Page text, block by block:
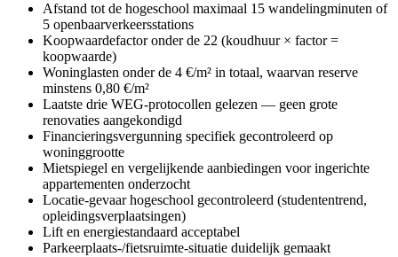
Afstand tot de hogeschool maximaal 15 wandelingminuten of
5 openbaarverkeersstations
Koopwaardefactor onder de 22 (koudhuur × factor =
koopwaarde)
Woninglasten onder de 4 €/m² in totaal, waarvan reserve
minstens 0,80 €/m²
Laatste drie WEG-protocollen gelezen — geen grote
renovaties aangekondigd
Financieringsvergunning specifiek gecontroleerd op
woninggrootte
Mietspiegel en vergelijkende aanbiedingen voor ingerichte
appartementen onderzocht
Locatie-gevaar hogeschool gecontroleerd (studententrend,
opleidingsverplaatsingen)
Lift en energiestandaard acceptabel
Parkeerplaats-/fietsruimte-situatie duidelijk gemaakt